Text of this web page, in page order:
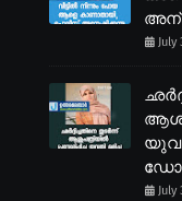
July
July